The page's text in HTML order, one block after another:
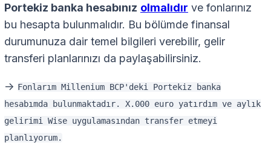
Portekiz banka hesabınız olmalıdır ve fonlarınız
bu hesapta bulunmalıdır. Bu bölümde finansal
durumunuza dair temel bilgileri verebilir, gelir
transferi planlarınızı da paylaşabilirsiniz.
-> Fonlarım Millenium BCP'deki Portekiz banka
hesabımda bulunmaktadır. X.000 euro yatırdım ve aylık
gelirimi Wise uygulamasından transfer etmeyi
planlıyorum.